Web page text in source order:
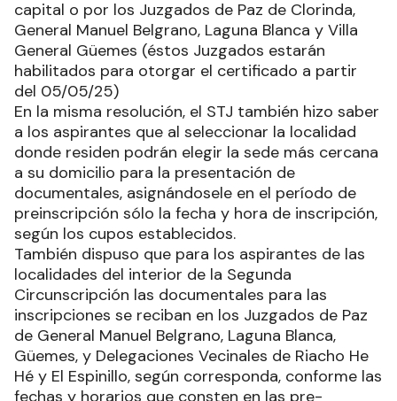
capital o por los Juzgados de Paz de Clorinda,
General Manuel Belgrano, Laguna Blanca y Villa
General Güemes (éstos Juzgados estarán
habilitados para otorgar el certificado a partir
del 05/05/25)
En la misma resolución, el STJ también hizo saber
a los aspirantes que al seleccionar la localidad
donde residen podrán elegir la sede más cercana
a su domicilio para la presentación de
documentales, asignándosele en el período de
preinscripción sólo la fecha y hora de inscripción,
según los cupos establecidos.
También dispuso que para los aspirantes de las
localidades del interior de la Segunda
Circunscripción las documentales para las
inscripciones se reciban en los Juzgados de Paz
de General Manuel Belgrano, Laguna Blanca,
Güemes, y Delegaciones Vecinales de Riacho He
Hé y El Espinillo, según corresponda, conforme las
fechas y horarios que consten en las pre-